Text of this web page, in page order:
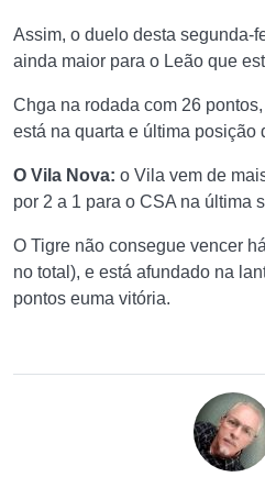
Assim, o duelo desta segunda-
ainda maior para o Leão que
Chga na rodada com 26
está na quarta e última posição
O Vila Nova: o Vila vem de
por 2 a 1 para o CSA na última
O Tigre não consegue vencer
no total), e está afundado na
pontos euma vitória.